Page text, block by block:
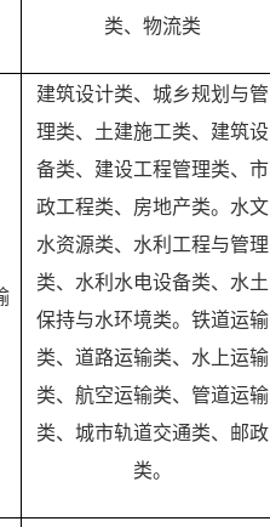
类、物流类
建筑设计类、城乡规划与管
理类、土建施工类、建筑设
备类、建设工程管理类、市
政工程类、房地产类。水文
水资源类、水利工程与管理
类、水利水电设备类、水土
保持与水环境类。铁道运输
类、道路运输类、水上运输
类、航空运输类、管道运输
类、城市轨道交通类、邮政
类。